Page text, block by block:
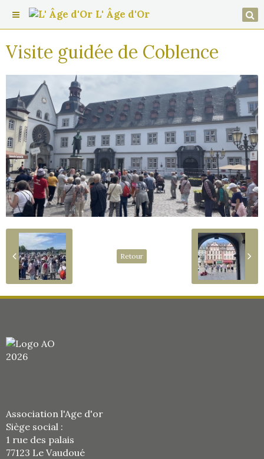
L' Âge d'Or
Visite guidée de Coblence
Retour
Association l'Age d'or
Siège social :
1 rue des palais
77123 Le Vaudoué